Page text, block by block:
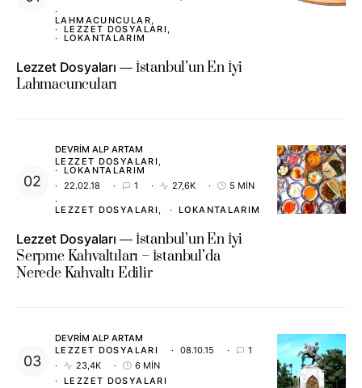
LAHMACUNCULAR
LEZZET DOSYALARI
LOKANTALARIM
Lezzet Dosyaları
İstanbul’un En İyi
Lahmacuncuları
DEVRIM ALP ARTAM
LEZZET DOSYALARI
LOKANTALARIM
22.02.18
1 27,6K 5 MIN
LEZZET DOSYALARI LOKANTALARIM
Lezzet Dosyaları
İstanbul’un En İyi
Serpme Kahvaltıları – İstanbul’da
Nerede Kahvaltı Edilir
DEVRIM ALP ARTAM
LEZZET DOSYALARI
08.10.15
1
23,4K
6 MIN
LEZZET DOSYALARI